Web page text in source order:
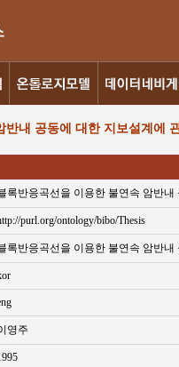
내 공동에 대한 지보설계에
록반응곡선을 이용한 불연속 암반
purl.org/ontology/bibo/Thesis
록반응곡선을 이용한 불연속 암반
영주